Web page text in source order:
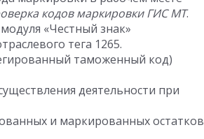
кодов маркировки ГИС МТ.
«Честный знак»
тега 1265.
таможенный код)
деятельности при
и маркированных остатков